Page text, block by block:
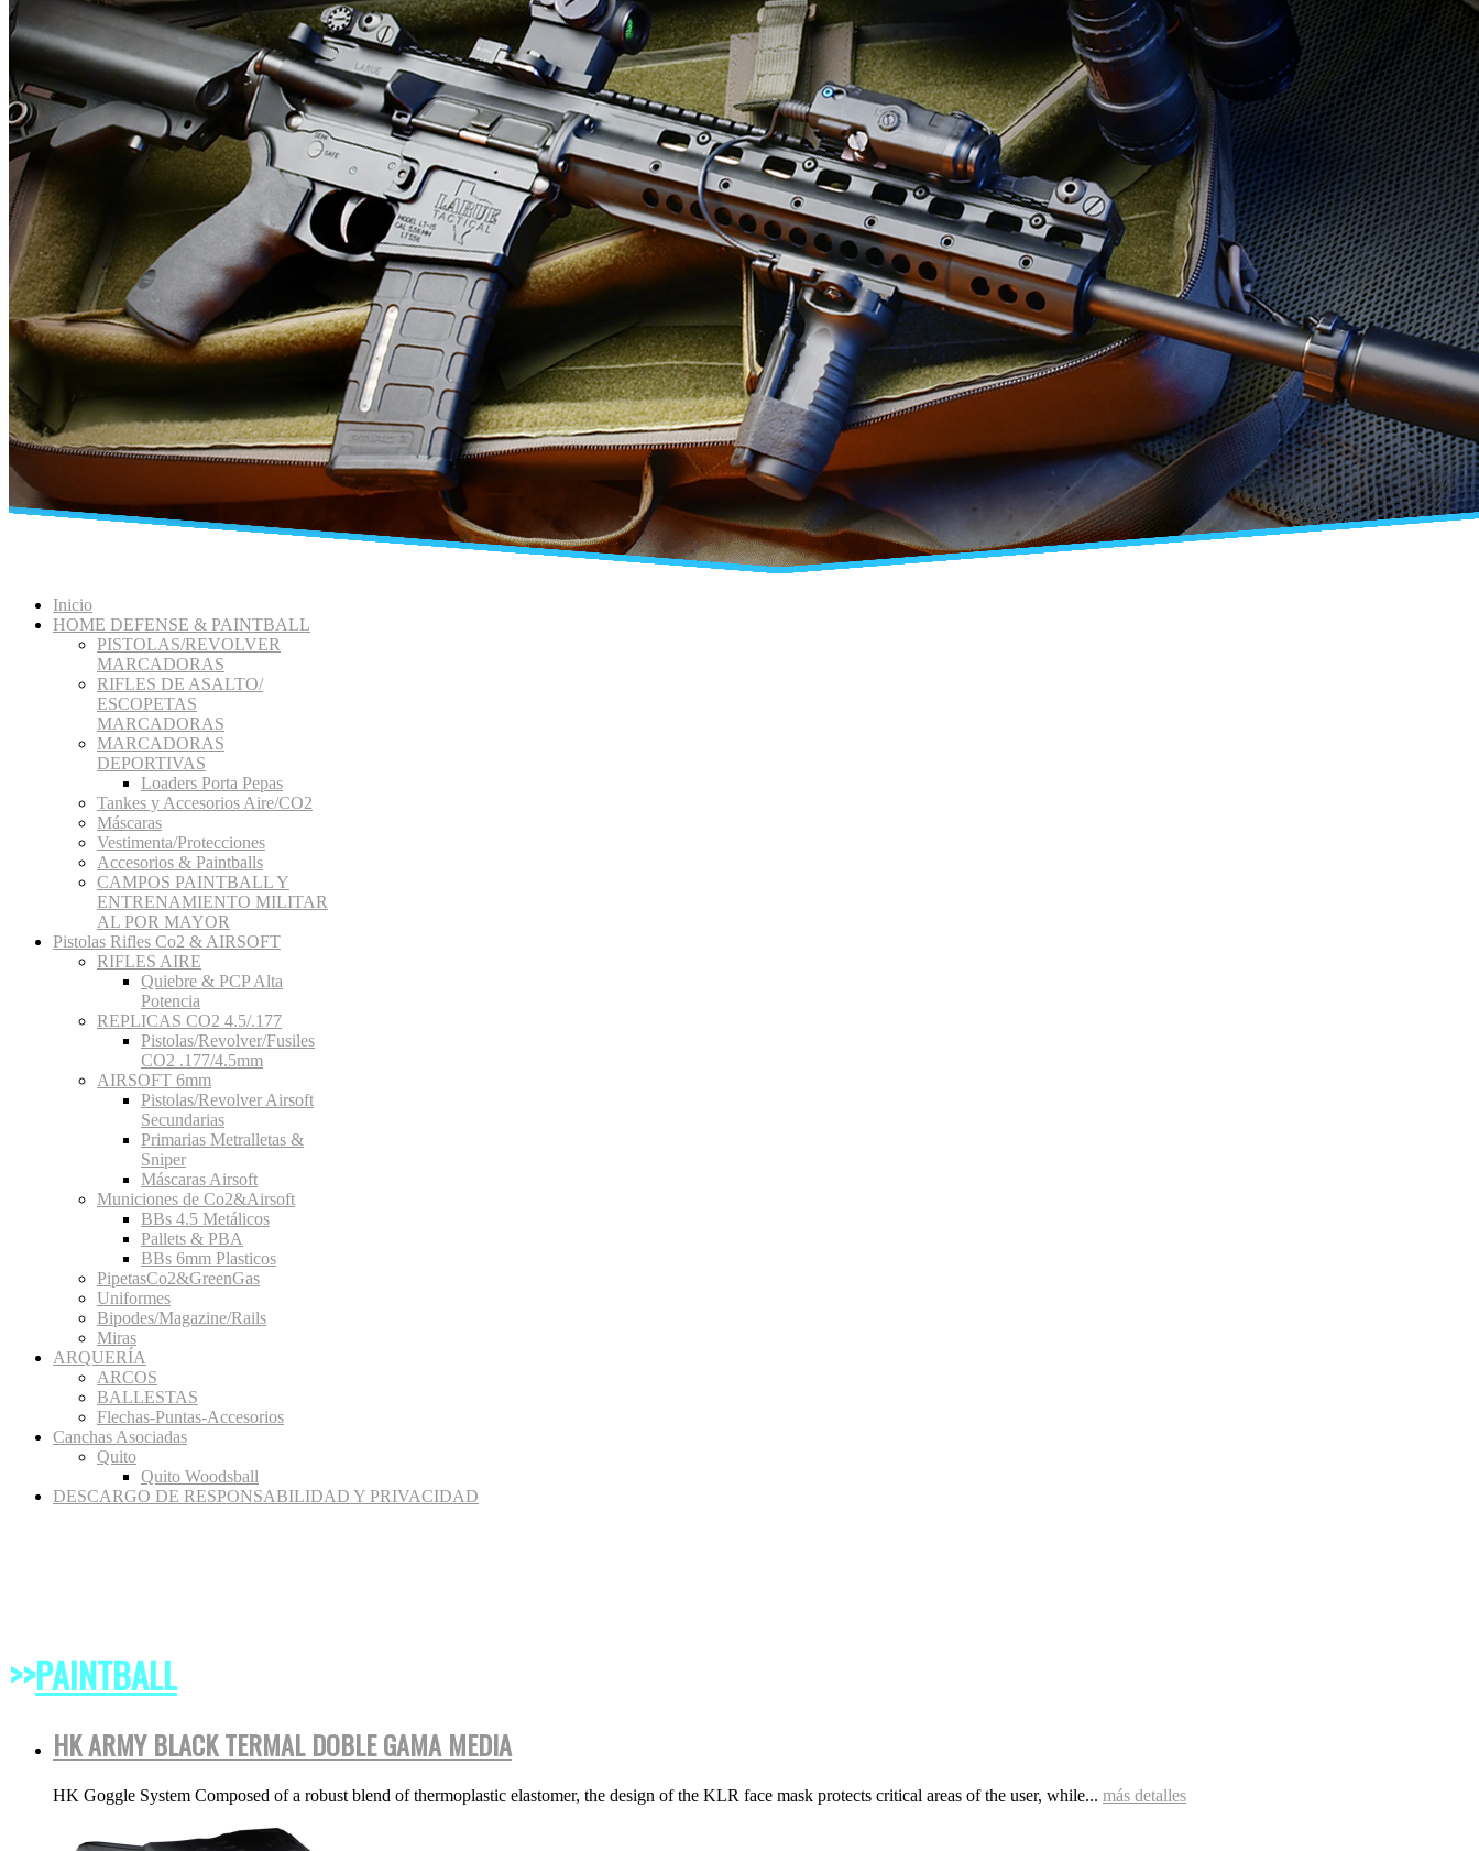
Inicio
HOME DEFENSE & PAINTBALL
PISTOLAS/REVOLVER
MARCADORAS
RIFLES DE ASALTO/
ESCOPETAS
MARCADORAS
MARCADORAS
DEPORTIVAS
Loaders Porta Pepas
Tankes y Accesorios Aire/CO2
Máscaras
Vestimenta/Protecciones
Accesorios & Paintballs
CAMPOS PAINTBALL Y
ENTRENAMIENTO MILITAR
AL POR MAYOR
Pistolas Rifles Co2 & AIRSOFT
RIFLES AIRE
Quiebre & PCP Alta
Potencia
REPLICAS CO2 4.5/.177
Pistolas/Revolver/Fusiles
CO2 .177/4.5mm
AIRSOFT 6mm
Pistolas/Revolver Airsoft
Secundarias
Primarias Metralletas &
Sniper
Máscaras Airsoft
Municiones de Co2&Airsoft
BBs 4.5 Metálicos
Pallets & PBA
BBs 6mm Plasticos
PipetasCo2&GreenGas
Uniformes
Bipodes/Magazine/Rails
Miras
ARQUERÍA
ARCOS
BALLESTAS
Flechas-Puntas-Accesorios
Canchas Asociadas
Quito
Quito Woodsball
DESCARGO DE RESPONSABILIDAD Y PRIVACIDAD
>>PAINTBALL
HK ARMY BLACK TERMAL DOBLE GAMA MEDIA
HK Goggle System Composed of a robust blend of thermoplastic elastomer, the design of the KLR face mask protects critical areas of the user, while... más detalles